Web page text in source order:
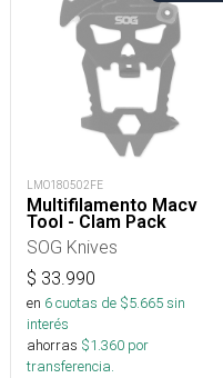
LMO180502FE
Multifilamento Macv
Tool - Clam Pack
SOG Knives
$ 33.990
en 6cuotas de $5.665sin
interés
ahorras $1.360 por
transferencia.